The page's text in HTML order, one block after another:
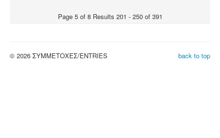
Page 5 of 8 Results 201 - 250 of 391
back to top
© 2026 ΣΥΜΜΕΤΟΧΕΣ/ENTRIES